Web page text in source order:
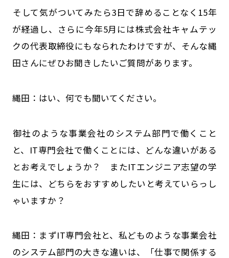
――そして気がついてみたら3日で辞めることなく15年
が経過し、さらに今年5月には株式会社キャムテッ
クの代表取締役にもなられたわけですが、そんな縄
田さんにぜひお聞きしたいご質問があります。
縄田：はい、何でも聞いてください。
――御社のような事業会社のシステム部門で働くこと
と、IT専門会社で働くことには、どんな違いがある
とお考えでしょうか？ またITエンジニア志望の学
生には、どちらをおすすめしたいと考えていらっし
ゃいますか？
縄田：まずIT専門会社と、私どものような事業会社
のシステム部門の大きな違いは、「仕事で関係する